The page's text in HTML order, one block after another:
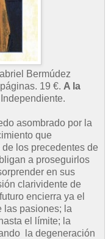
Bermúdez
19 €. A la
Independiente.
asombrado por la
que
los precedentes de
a proseguirlos
en sus
clarividente de
encierra ya el
las pasiones; la
el límite; la
la degeneración